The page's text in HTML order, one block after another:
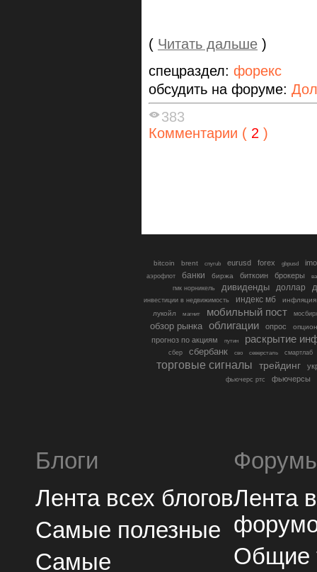
( Читать дальше )
спецраздел: форекс
обсудить на форуме:
383
Комментарии ( 2 )
bitcoin brent cnyrub eurusd forex gbpusd
аэрофлот банки биржа биткоин брокеры
гмк норникель
дивиденды доллар
инвестиции в недвижимость индекс мб
инфляция
лукойл
магнит мобильный пост
обзор рынка облигации опрос
прогноз по акциям путин раскрытие
сбер сбербанк сво северсталь смартлаб
торговые сигналы трейдинг
фьючерс ртс фьючерсы
Блоги
Лента всех блогов
Самые полезные
Самые
Лента
Общие